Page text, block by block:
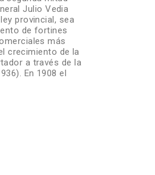
Julio Vedia
provincial, sea
de fortines
más
crecimiento de la
a través de la
En 1908 el